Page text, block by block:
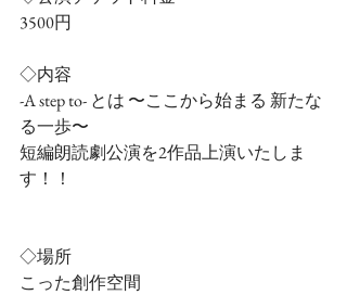
3500円
◇内容
-A step to- とは 〜ここから始まる 新たな
る一歩〜
短編朗読劇公演を2作品上演いたしま
す！！
◇場所
こった創作空間